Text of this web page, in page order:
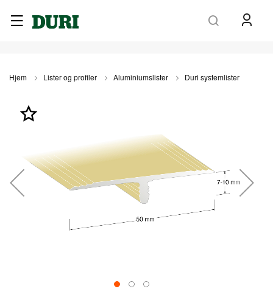
Hjem Lister og profiler Aluminiumslister Duri systemlister
slutten